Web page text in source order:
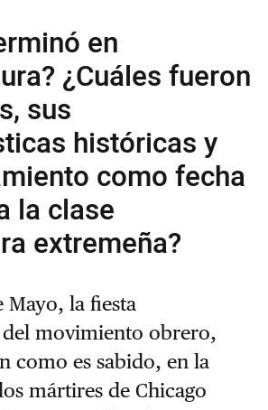
en
¿Cuáles fueron
sus
históricas y
como fecha
la clase
extremeña?
la fiesta
movimiento obrero,
como es sabido, en la
mártires de Chicago